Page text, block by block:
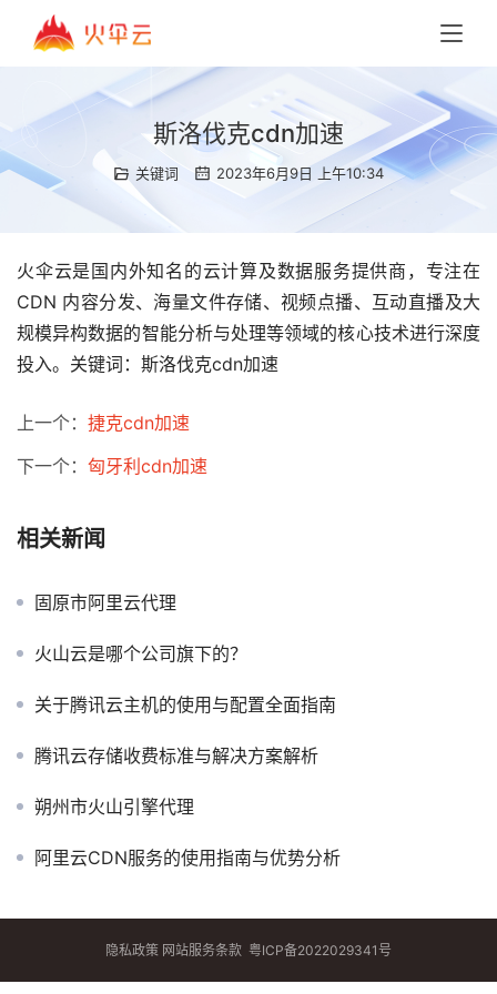
斯洛伐克cdn加速
关键词 2023年6月9日 上午10:34
火伞云是国内外知名的云计算及数据服务提供商，专注在
CDN 内容分发、海量文件存储、视频点播、互动直播及大
规模异构数据的智能分析与处理等领域的核心技术进行深度
投入。关键词：斯洛伐克cdn加速
上一个： 捷克cdn加速
下一个： 匈牙利cdn加速
相关新闻
固原市阿里云代理
火山云是哪个公司旗下的？
关于腾讯云主机的使用与配置全面指南
腾讯云存储收费标准与解决方案解析
朔州市火山引擎代理
阿里云CDN服务的使用指南与优势分析
隐私政策 网站服务条款 粤ICP备2022029341号